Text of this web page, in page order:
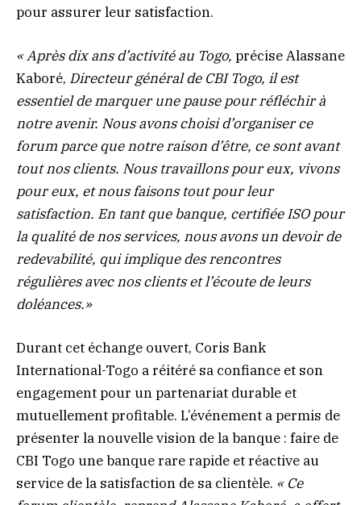
pour assurer leur satisfaction.
« Après dix ans d’activité au Togo, précise Alassane
Kaboré, Directeur général de CBI Togo, il est
essentiel de marquer une pause pour réfléchir à
notre avenir. Nous avons choisi d’organiser ce
forum parce que notre raison d’être, ce sont avant
tout nos clients. Nous travaillons pour eux, vivons
pour eux, et nous faisons tout pour leur
satisfaction. En tant que banque, certifiée ISO pour
la qualité de nos services, nous avons un devoir de
redevabilité, qui implique des rencontres
régulières avec nos clients et l’écoute de leurs
doléances.»
Durant cet échange ouvert, Coris Bank
International-Togo a réitéré sa confiance et son
engagement pour un partenariat durable et
mutuellement profitable. L’événement a permis de
présenter la nouvelle vision de la banque : faire de
CBI Togo une banque rare rapide et réactive au
service de la satisfaction de sa clientèle. « Ce